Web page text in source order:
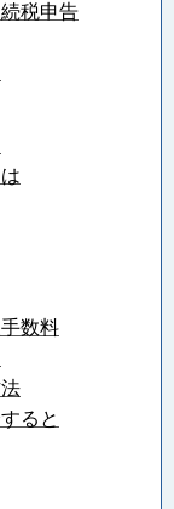
税申告
数料
ると